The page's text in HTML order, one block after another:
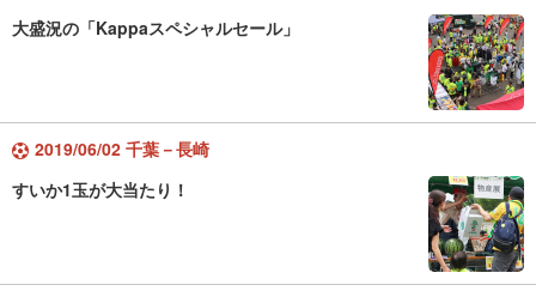
大盛況の「Kappaスペシャルセール」
2019/06/02 千葉－長崎
すいか1玉が大当たり！